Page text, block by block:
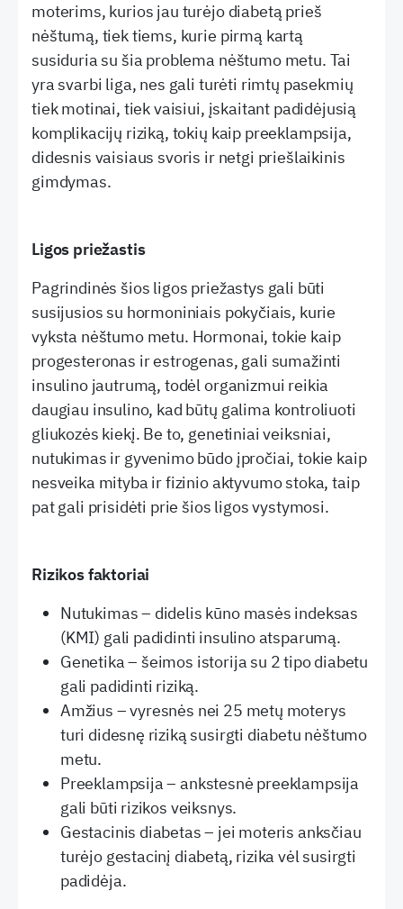
moterims, kurios jau turėjo diabetą prieš
nėštumą, tiek tiems, kurie pirmą kartą
susiduria su šia problema nėštumo metu. Tai
yra svarbi liga, nes gali turėti rimtų pasekmių
tiek motinai, tiek vaisiui, įskaitant padidėjusią
komplikacijų riziką, tokių kaip preeklampsija,
didesnis vaisiaus svoris ir netgi priešlaikinis
gimdymas.
Ligos priežastis
Pagrindinės šios ligos priežastys gali būti
susijusios su hormoniniais pokyčiais, kurie
vyksta nėštumo metu. Hormonai, tokie kaip
progesteronas ir estrogenas, gali sumažinti
insulino jautrumą, todėl organizmui reikia
daugiau insulino, kad būtų galima kontroliuoti
gliukozės kiekį. Be to, genetiniai veiksniai,
nutukimas ir gyvenimo būdo įpročiai, tokie kaip
nesveika mityba ir fizinio aktyvumo stoka, taip
pat gali prisidėti prie šios ligos vystymosi.
Rizikos faktoriai
Nutukimas – didelis kūno masės indeksas
(KMI) gali padidinti insulino atsparumą.
Genetika – šeimos istorija su 2 tipo diabetu
gali padidinti riziką.
Amžius – vyresnės nei 25 metų moterys
turi didesnę riziką susirgti diabetu nėštumo
metu.
Preeklampsija – ankstesnė preeklampsija
gali būti rizikos veiksnys.
Gestacinis diabetas – jei moteris anksčiau
turėjo gestacinį diabetą, rizika vėl susirgti
padidėja.